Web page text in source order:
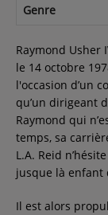
Recherche
Genre
Raymond Usher
le 14 octobre
l'occasion d’un
qu’un dirigeant
Raymond qui
temps, sa
L.A. Reid
jusque là
Il est alors